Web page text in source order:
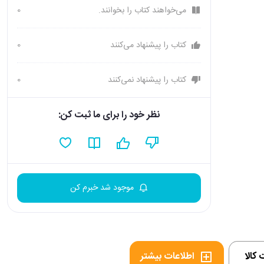
می‌خواهند کتاب را بخوانند. 0
کتاب را پیشنهاد می‌کنند 0
کتاب را پیشنهاد نمی‌کنند 0
نظر خود را برای ما ثبت کن:
موجود شد خبرم کن
کالا اطلاعات بیشتر